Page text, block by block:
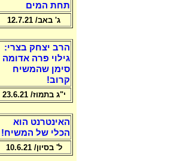
תחת המים
ג' באב/ 12.7.21
הרב יצחק בצרי:
גילוי פרה אדומה
סימן שהמשיח
קרוב!
י"ג בתמוז/ 23.6.21
האינטרנט הוא
הכלי של המשיח!
ל' בסיון/ 10.6.21